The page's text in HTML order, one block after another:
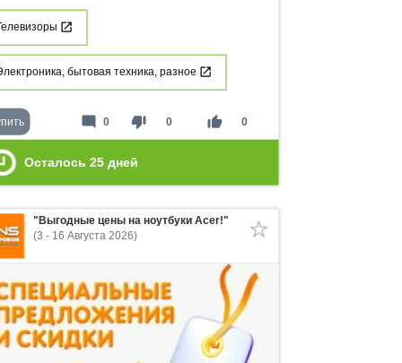
бытовая техника, разное
thumb_down 0 thumb_up 0
mode_comment 0
Осталось 25 дней
"Выгодные цены на ноутбуки Acer!"
(3 - 16 Августа 2026)